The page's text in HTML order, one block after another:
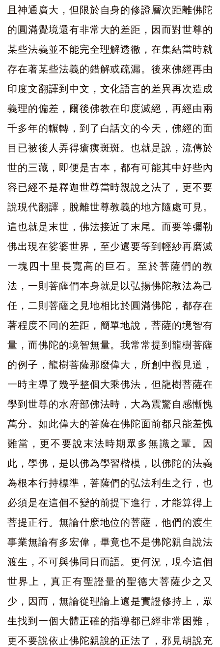
且神通廣大，但限於自身的修證層次距離佛陀
的圓滿覺境還有非常大的差距，因而對世尊的
某些法義並不能完全理解透徹，在集結當時就
存在著某些法義的錯解或疏漏。後來佛經再由
印度文翻譯到中文，文化語言的差異再次造成
義理的偏差，爾後佛教在印度滅絕，再經由兩
千多年的輾轉，到了白話文的今天，佛經的面
目已被後人弄得瘡痍斑斑。也就是說，流傳於
世的三藏，即便是古本，都有可能其中好些內
容已經不是釋迦世尊當時親說之法了，更不要
說現代翻譯，脫離世尊教義的地方隨處可見。
這也就是末世，佛法接近了末尾。而要等彌勒
佛出現在娑婆世界，至少還要等到輕紗再磨滅
一塊四十里長寬高的巨石。至於菩薩們的教
法，一則菩薩們本身就是以弘揚佛陀教法為己
任，二則菩薩之見地相比於圓滿佛陀，都存在
著程度不同的差距，簡單地說，菩薩的境智有
量，而佛陀的境智無量。我常常提到龍樹菩薩
的例子，龍樹菩薩那麼偉大，所創中觀見道，
一時主導了幾乎整個大乘佛法，但龍樹菩薩在
學到世尊的水府部佛法時，大為震驚自感慚愧
萬分。如此偉大的菩薩在佛陀面前都只能羞愧
難當，更不要說末法時期眾多無識之輩。因
此，學佛，是以佛為學習楷模，以佛陀的法義
為根本行持標準，菩薩們的弘法利生之行，也
必須是在這個不變的前提下進行，才能算得上
菩提正行。無論什麽地位的菩薩，他們的渡生
事業無論有多宏偉，畢竟也不是佛陀親自說法
渡生，不可與佛同日而語。更何況，現今這個
世界上，真正有聖證量的聖德大菩薩少之又
少，因而，無論從理論上還是實證修持上，眾
生找到一個大體正確的指導都已經非常困難，
更不要說依止佛陀親說的正法了，邪見胡說充